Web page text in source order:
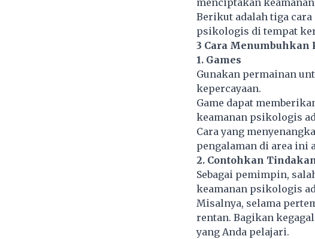
menciptakan
Berikut adalah tiga
psikologis di tempat
3 Cara
1. Games
Gunakan permainan
kepercayaan.
Game dapat
keamanan psikologis
Cara yang
pengalaman di area ini
2. Contohkan
Sebagai pemimpin,
keamanan psikologis
Misalnya, selama
rentan. Bagikan
yang Anda pelajari.